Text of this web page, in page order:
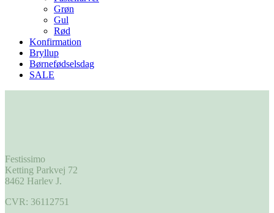
Grøn
Gul
Rød
Konfirmation
Bryllup
Børnefødselsdag
SALE
Festissimo
Ketting Parkvej 72
8462 Harlev J.
CVR: 36112751